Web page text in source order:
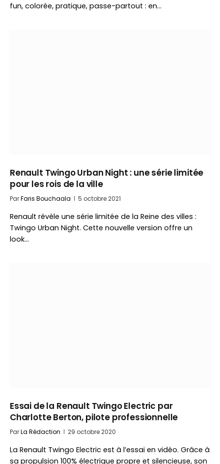
fun, colorée, pratique, passe-partout : en…
Renault Twingo Urban Night : une série limitée
pour les rois de la ville
ParFaris Bouchaala 5 octobre 2021
Renault révèle une série limitée de la Reine des villes :
Twingo Urban Night. Cette nouvelle version offre un
look…
Essai de la Renault Twingo Electric par
Charlotte Berton, pilote professionnelle
ParLa Rédaction 29 octobre 2020
La Renault Twingo Electric est à l’essai en vidéo. Grâce à
sa propulsion 100% électrique propre et silencieuse, son